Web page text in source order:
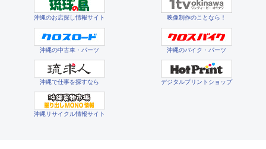
沖縄のお店探し情報サイト 映像制作のことなら！
沖縄の中古車・パーツ 沖縄のバイク・パーツ
沖縄で仕事を探すなら デジタルプリントショップ
沖縄リサイクル情報サイト